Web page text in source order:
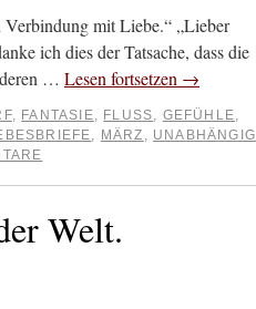
mit Liebe.“ „Lieber
ich dies der Tatsache, dass die
… Lesen fortsetzen →
, FANTASIE, FLUSS, GEFÜHLE,
, MÄRZ , UNABHÄNGIG
Welt.